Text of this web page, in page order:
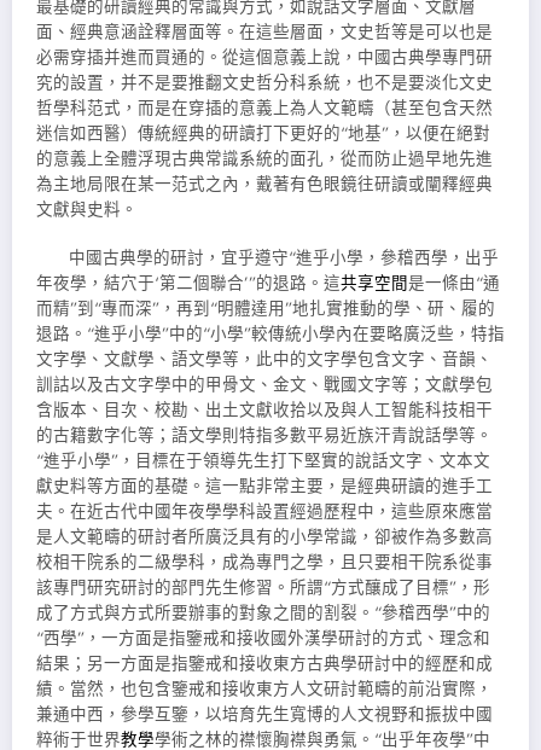
最基礎的研讀經典的常識與方式，如說話文字層面、文獻層
面、經典意涵詮釋層面等。在這些層面，文史哲等是可以也是
必需穿插并進而買通的。從這個意義上說，中國古典學專門研
究的設置，并不是要推翻文史哲分科系統，也不是要淡化文史
哲學科范式，而是在穿插的意義上為人文範疇（甚至包含天然
迷信如西醫）傳統經典的研讀打下更好的“地基”，以便在絕對
的意義上全體浮現古典常識系統的面孔，從而防止過早地先進
為主地局限在某一范式之內，戴著有色眼鏡往研讀或闡釋經典
文獻與史料。
中國古典學的研討，宜乎遵守“進乎小學，參稽西學，出乎
年夜學，結穴于‘第二個聯合’”的退路。這共享空間是一條由“通
而精”到“專而深”，再到“明體達用”地扎實推動的學、研、履的
退路。“進乎小學”中的“小學”較傳統小學內在要略廣泛些，特指
文字學、文獻學、語文學等，此中的文字學包含文字、音韻、
訓詁以及古文字學中的甲骨文、金文、戰國文字等；文獻學包
含版本、目次、校勘、出土文獻收拾以及與人工智能科技相干
的古籍數字化等；語文學則特指多數平易近族汗青說話學等。
“進乎小學”，目標在于領導先生打下堅實的說話文字、文本文
獻史料等方面的基礎。這一點非常主要，是經典研讀的進手工
夫。在近古代中國年夜學學科設置經過歷程中，這些原來應當
是人文範疇的研討者所廣泛具有的小學常識，卻被作為多數高
校相干院系的二級學科，成為專門之學，且只要相干院系從事
該專門研究研討的部門先生修習。所謂“方式釀成了目標”，形
成了方式與方式所要辦事的對象之間的割裂。“參稽西學”中的
“西學”，一方面是指鑒戒和接收國外漢學研討的方式、理念和
結果；另一方面是指鑒戒和接收東方古典學研討中的經歷和成
績。當然，也包含鑒戒和接收東方人文研討範疇的前沿實際，
兼通中西，參學互鑒，以培育先生寬博的人文視野和振拔中國
粹術于世界教學學術之林的襟懷胸襟與勇氣。“出乎年夜學”中